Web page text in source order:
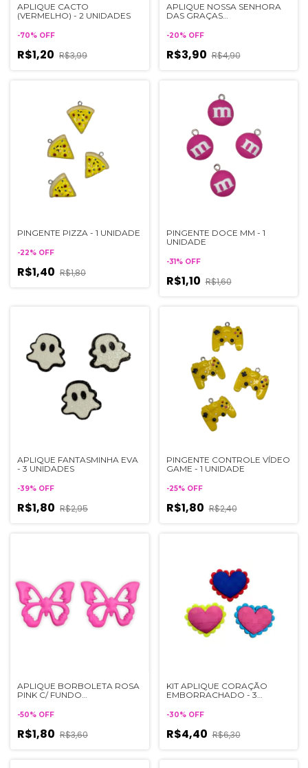
APLIQUE CACTO
(VERMELHO) - 2 UNIDADES
-70% OFF
R$1,20 R$3,99
APLIQUE NOSSA SENHORA
DAS GRAÇAS
UNIDADES
-20% OFF
R$3,90 R$4,90
PINGENTE PIZZA - 1 UNIDADE
-22% OFF
R$1,40 R$1,80
PINGENTE DOCE MM - 1
UNIDADE
-31% OFF
R$1,10 R$1,60
APLIQUE FANTASMINHA EVA
- 3 UNIDADES
-39% OFF
R$1,80 R$2,95
PINGENTE CONTROLE VÍDEO
GAME - 1 UNIDADE
-25% OFF
R$1,80 R$2,40
APLIQUE BORBOLETA ROSA
PINK C/ FUNDO
UNIDADES
-50% OFF
R$1,80 R$3,60
KIT APLIQUE CORAÇÃO
EMBORRACHADO - 3
-30% OFF
R$4,40 R$6,30